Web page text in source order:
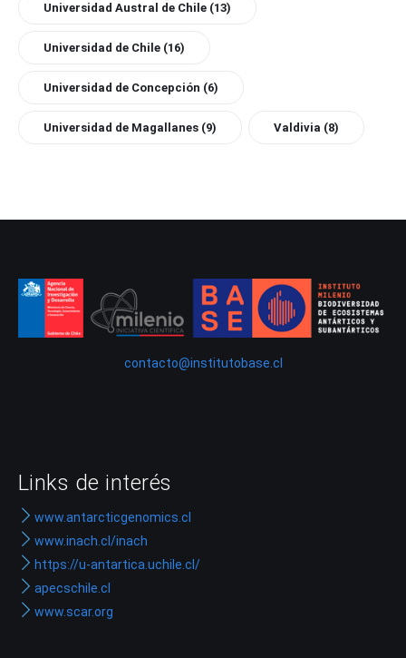
Universidad Austral de Chile (13)
Universidad de Chile (16)
Universidad de Concepción (6)
Universidad de Magallanes (9) Valdivia (8)
contacto@institutobase.cl
Links de interés
www.antarcticgenomics.cl
www.inach.cl/inach
https://u-antartica.uchile.cl/
apecschile.cl
www.scar.org